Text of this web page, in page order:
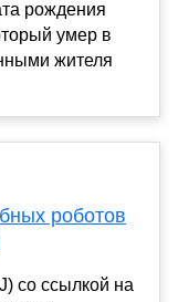
рождения
умер в
жителя
роботов
со ссылкой на